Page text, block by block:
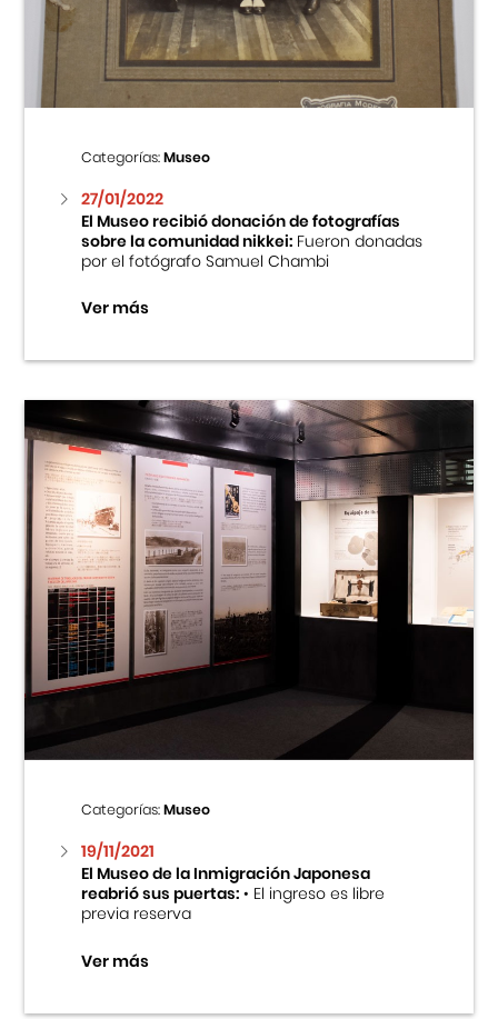
Centro Cultural Peruano Japonés
Museo de la Inmigración Japonesa
Fondo Editorial
Teatro Peruano Japonés
Categorías:Museo
27/01/2022
El Museo recibió donación de fotografías
sobre la comunidad nikkei:Fueron donadas
por el fotógrafo Samuel Chambi
Ver más
Categorías:Museo
19/11/2021
El Museo de la Inmigración Japonesa
reabrió sus puertas:• El ingreso es libre
previa reserva
Ver más